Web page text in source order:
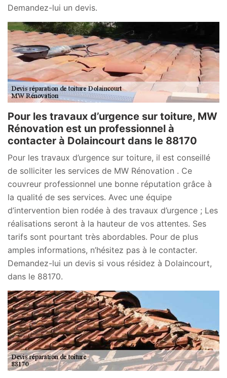
Demandez-lui un devis.
Pour les travaux d’urgence sur toiture, MW
Rénovation est un professionnel à
contacter à Dolaincourt dans le 88170
Pour les travaux d’urgence sur toiture, il est conseillé
de solliciter les services de MW Rénovation . Ce
couvreur professionnel une bonne réputation grâce à
la qualité de ses services. Avec une équipe
d’intervention bien rodée à des travaux d’urgence ; Les
réalisations seront à la hauteur de vos attentes. Ses
tarifs sont pourtant très abordables. Pour de plus
amples informations, n’hésitez pas à le contacter.
Demandez-lui un devis si vous résidez à Dolaincourt,
dans le 88170.